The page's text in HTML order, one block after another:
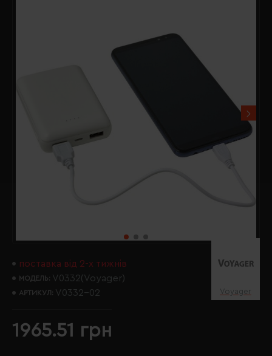
поставка від 2-х тижнів
МОДЕЛЬ: V0332(Voyager)
АРТИКУЛ: V0332-02 Voyager
1965.51 грн